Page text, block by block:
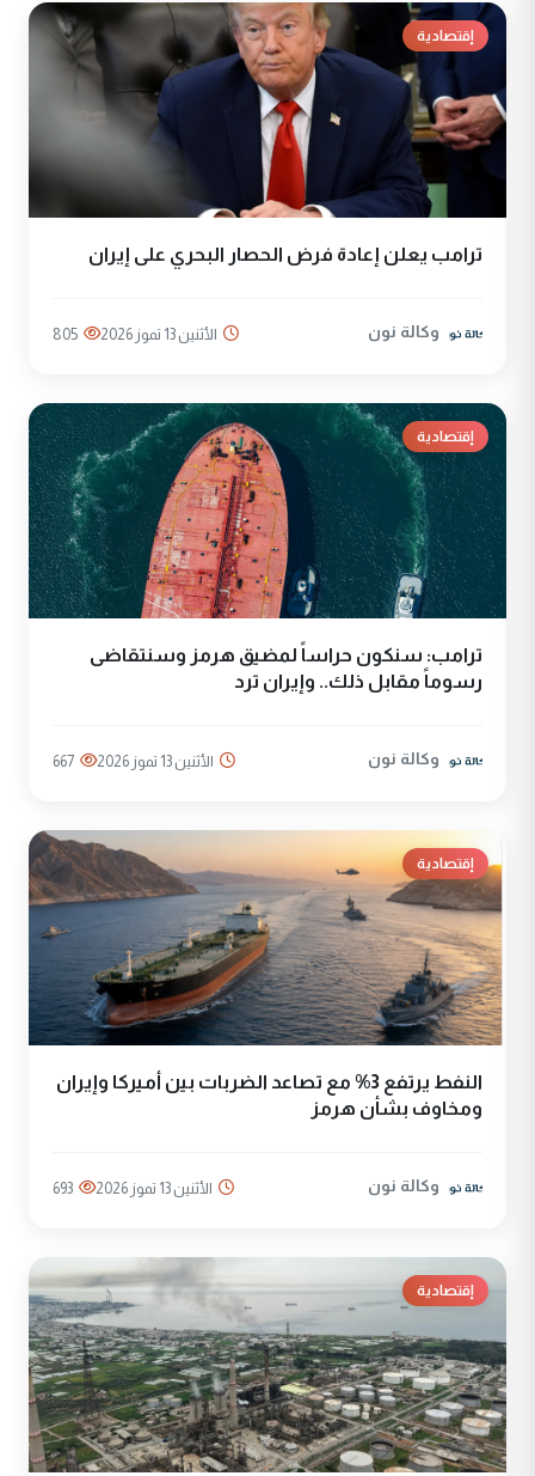
إقتصادية
ترامب يعلن إعادة فرض الحصار البحري على إيران
وكالة نون الأثنين 13 تموز 2026 805
إقتصادية
ترامب: سنكون حراساً لمضيق هرمز وسنتقاضى
رسوماً مقابل ذلك.. وإيران ترد
وكالة نون الأثنين 13 تموز 2026 667
إقتصادية
النفط يرتفع 3% مع تصاعد الضربات بين أميركا وإيران
ومخاوف بشأن هرمز
وكالة نون الأثنين 13 تموز 2026 693
إقتصادية